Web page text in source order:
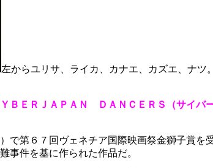
左からユリサ、ライカ、カナエ、カズエ、ナ
ＢＥＲＪＡＰＡＮ ＤＡＮＣＥＲＳ（サイバ
で第６７回ヴェネチア国際映画祭金獅子賞
事件を基に作られた作品だ。